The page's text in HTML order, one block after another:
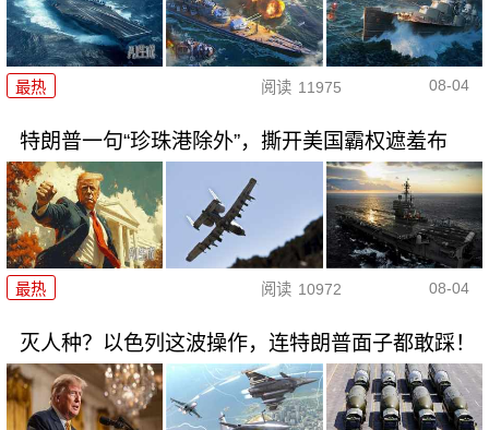
最热 阅读 11975 08-04
特朗普一句“珍珠港除外”，撕开美国霸权遮羞布
最热 阅读 10972 08-04
灭人种？以色列这波操作，连特朗普面子都敢踩！